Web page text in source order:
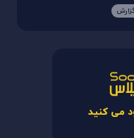
می کنید